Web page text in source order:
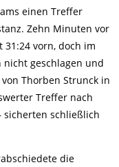
einen Treffer
Zehn Minuten vor
vorn, doch im
nicht geschlagen und
Thorben Strunck in
Treffer nach
sicherten schließlich